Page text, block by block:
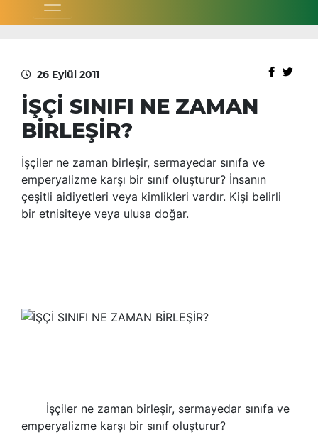
26 Eylül 2011
İŞÇİ SINIFI NE ZAMAN
BİRLEŞİR?
İşçiler ne zaman birleşir, sermayedar sınıfa ve
emperyalizme karşı bir sınıf oluşturur? İnsanın
çeşitli aidiyetleri veya kimlikleri vardır. Kişi belirli
bir etnisiteye veya ulusa doğar.
İşçiler ne zaman birleşir, sermayedar sınıfa ve
emperyalizme karşı bir sınıf oluşturur?